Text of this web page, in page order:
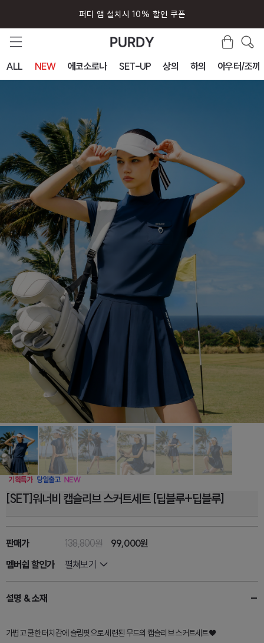
퍼디 앱 설치시 10% 할인 쿠폰
ALL NEW 에코소로나 SET-UP 상의 하의 아우터/조끼
[SET]워너비 캡슬리브 스커트세트 [딥블루+딥블루]
판매가 138,800원
99,000원
멤버쉽 할인가
펼쳐보기
설명 & 소재
가볍고 쿨한 터치감에 슬림핏으로 세련된 무드의 캡슬리브 스커트세트♥